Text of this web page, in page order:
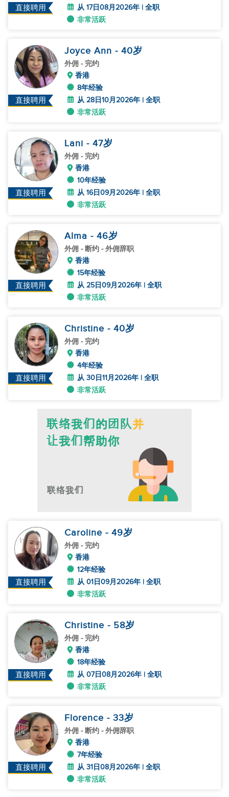
直接聘用
从 17日08月2026年 | 全职
非常活跃
直接聘用
Joyce Ann - 40岁
外佣 - 完约
香港
8年经验
从 28日10月2026年 | 全职
非常活跃
直接聘用
Lani - 47岁
外佣 - 完约
香港
10年经验
从 16日09月2026年 | 全职
非常活跃
直接聘用
Alma - 46岁
外佣 - 断约 - 外佣辞职
香港
15年经验
从 25日09月2026年 | 全职
非常活跃
直接聘用
Christine - 40岁
外佣 - 完约
香港
4年经验
从 30日11月2026年 | 全职
非常活跃
直接聘用
Caroline - 49岁
外佣 - 完约
香港
12年经验
从 01日09月2026年 | 全职
非常活跃
直接聘用
Christine - 58岁
外佣 - 完约
香港
18年经验
从 07日08月2026年 | 全职
非常活跃
直接聘用
Florence - 33岁
外佣 - 断约 - 外佣辞职
香港
7年经验
从 31日08月2026年 | 全职
非常活跃